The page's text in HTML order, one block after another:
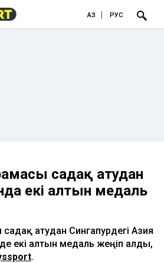
ҚАЗ РУС
садақ атудан
екі алтын медаль
садақ атудан Сингапурдегі Азия
екі алтын медаль жеңіп алды,
.